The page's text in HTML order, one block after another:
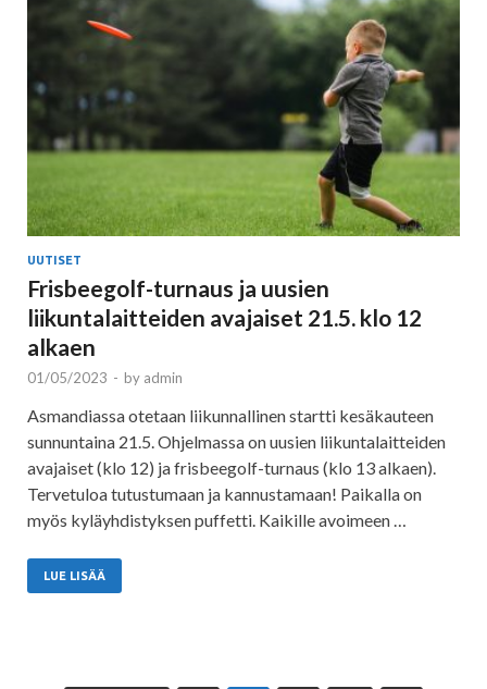
UUTISET
Frisbeegolf-turnaus ja uusien
liikuntalaitteiden avajaiset 21.5. klo 12
alkaen
01/05/2023 - by admin
Asmandiassa otetaan liikunnallinen startti kesäkauteen
sunnuntaina 21.5. Ohjelmassa on uusien liikuntalaitteiden
avajaiset (klo 12) ja frisbeegolf-turnaus (klo 13 alkaen).
Tervetuloa tutustumaan ja kannustamaan! Paikalla on
myös kyläyhdistyksen puffetti. Kaikille avoimeen …
LUE LISÄÄ